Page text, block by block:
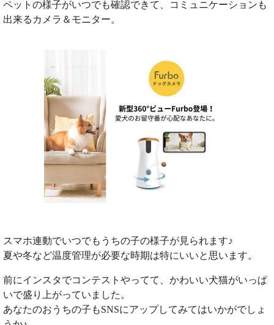
ペットの様子がいつでも確認できて、コミュニケーションも
出来るカメラ＆モニター。
スマホ連動でいつでもうちの子の様子が見られます♪
夏や冬など温度管理が必要な時期は特にいいと思います。
前にインスタでコンテストやってて、かわいい犬猫がいっぱ
いで盛り上がっていました。
あなたのおうちの子もSNSにアップしてみてはいかがでしょ